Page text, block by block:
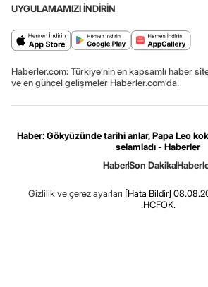
UYGULAMAMIZI İNDİRİN
Haberler.com: Türkiye’nin en kapsamlı haber
ve en güncel gelişmeler Haberler.com’da.
Haber: Gökyüzünde tarihi anlar, Papa Leo
selamladı - Haberler
HaberSon Dakika
Gizlilik ve çerez ayarları [Hata Bildir]
.HCFOK.